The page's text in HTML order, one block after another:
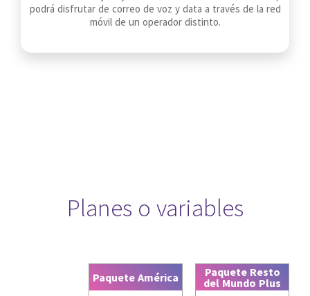
podrá disfrutar de correo de voz y data a través de la red
móvil de un operador distinto.
Planes o variables
Paquete América
Paquete Resto
del Mundo Plus